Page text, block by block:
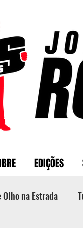
EDIÇÕES
Olho na Estrada